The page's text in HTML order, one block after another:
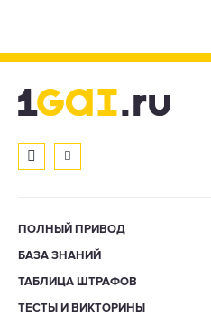
ПОЛНЫЙ ПРИВОД
БАЗА ЗНАНИЙ
ТАБЛИЦА ШТРАФОВ
ТЕСТЫ И ВИКТОРИНЫ